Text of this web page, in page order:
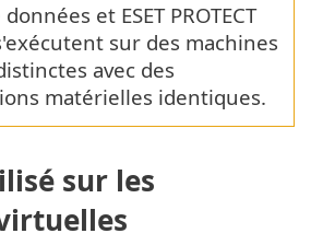
et ESET PROTECT
sur des machines
avec des
matérielles identiques.
sur les